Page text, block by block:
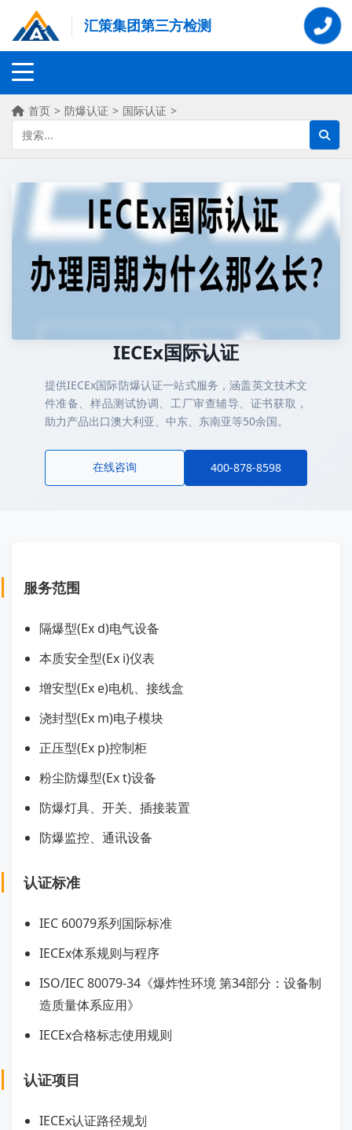
汇策集团第三方检测
首页 > 防爆认证 > 国际认证 >
IECEx国际认证
提供IECEx国际防爆认证一站式服务，涵盖英文技术文
件准备、样品测试协调、工厂审查辅导、证书获取，
助力产品出口澳大利亚、中东、东南亚等50余国。
在线咨询 400-878-8598
服务范围
隔爆型(Ex d)电气设备
本质安全型(Ex i)仪表
增安型(Ex e)电机、接线盒
浇封型(Ex m)电子模块
正压型(Ex p)控制柜
粉尘防爆型(Ex t)设备
防爆灯具、开关、插接装置
防爆监控、通讯设备
认证标准
IEC 60079系列国际标准
IECEx体系规则与程序
ISO/IEC 80079-34《爆炸性环境 第34部分：设备制
造质量体系应用》
IECEx合格标志使用规则
认证项目
IECEx认证路径规划